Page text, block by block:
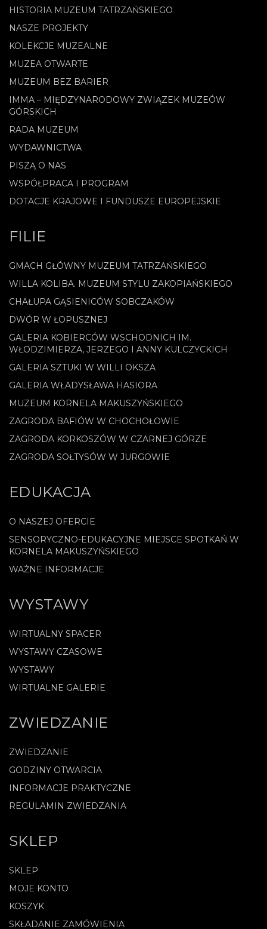
HISTORIA MUZEUM TATRZAŃSKIEGO
NASZE PROJEKTY
KOLEKCJE MUZEALNE
MUZEA OTWARTE
MUZEUM BEZ BARIER
IMMA – MIĘDZYNARODOWY ZWIĄZEK MUZEÓW
GÓRSKICH
RADA MUZEUM
WYDAWNICTWA
PISZĄ O NAS
WSPÓŁPRACA I PROGRAM
DOTACJE KRAJOWE I FUNDUSZE EUROPEJSKIE
FILIE
GMACH GŁÓWNY MUZEUM TATRZAŃSKIEGO
WILLA KOLIBA. MUZEUM STYLU ZAKOPIAŃSKIEGO
CHAŁUPA GĄSIENICÓW SOBCZAKÓW
DWÓR W ŁOPUSZNEJ
GALERIA KOBIERCÓW WSCHODNICH IM.
WŁODZIMIERZA, JERZEGO I ANNY KULCZYCKICH
GALERIA SZTUKI W WILLI OKSZA
GALERIA WŁADYSŁAWA HASIORA
MUZEUM KORNELA MAKUSZYŃSKIEGO
ZAGRODA BAFIÓW W CHOCHOŁOWIE
ZAGRODA KORKOSZÓW W CZARNEJ GÓRZE
ZAGRODA SOŁTYSÓW W JURGOWIE
EDUKACJA
O NASZEJ OFERCIE
SENSORYCZNO-EDUKACYJNE MIEJSCE SPOTKAŃ W
KORNELA MAKUSZYŃSKIEGO
WAŻNE INFORMACJE
WYSTAWY
WIRTUALNY SPACER
WYSTAWY CZASOWE
WYSTAWY
WIRTUALNE GALERIE
ZWIEDZANIE
ZWIEDZANIE
GODZINY OTWARCIA
INFORMACJE PRAKTYCZNE
REGULAMIN ZWIEDZANIA
SKLEP
SKLEP
MOJE KONTO
KOSZYK
SKŁADANIE ZAMÓWIENIA